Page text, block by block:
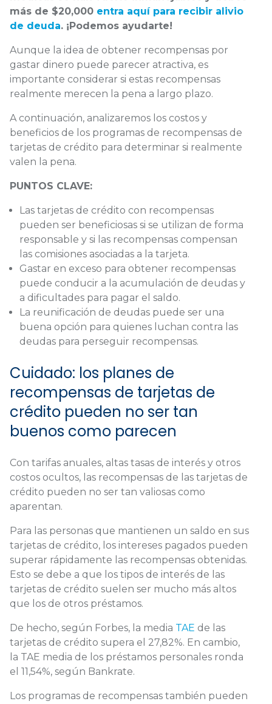
más de $20,000 entra aquí para recibir alivio
de deuda. ¡Podemos ayudarte!
Aunque la idea de obtener recompensas por
gastar dinero puede parecer atractiva, es
importante considerar si estas recompensas
realmente merecen la pena a largo plazo.
A continuación, analizaremos los costos y
beneficios de los programas de recompensas de
tarjetas de crédito para determinar si realmente
valen la pena.
PUNTOS CLAVE:
Las tarjetas de crédito con recompensas
pueden ser beneficiosas si se utilizan de forma
responsable y si las recompensas compensan
las comisiones asociadas a la tarjeta.
Gastar en exceso para obtener recompensas
puede conducir a la acumulación de deudas y
a dificultades para pagar el saldo.
La reunificación de deudas puede ser una
buena opción para quienes luchan contra las
deudas para perseguir recompensas.
Cuidado: los planes de
recompensas de tarjetas de
crédito pueden no ser tan
buenos como parecen
Con tarifas anuales, altas tasas de interés y otros
costos ocultos, las recompensas de las tarjetas de
crédito pueden no ser tan valiosas como
aparentan.
Para las personas que mantienen un saldo en sus
tarjetas de crédito, los intereses pagados pueden
superar rápidamente las recompensas obtenidas.
Esto se debe a que los tipos de interés de las
tarjetas de crédito suelen ser mucho más altos
que los de otros préstamos.
De hecho, según Forbes, la media TAE de las
tarjetas de crédito supera el 27,82%. En cambio,
la TAE media de los préstamos personales ronda
el 11,54%, según Bankrate.
Los programas de recompensas también pueden